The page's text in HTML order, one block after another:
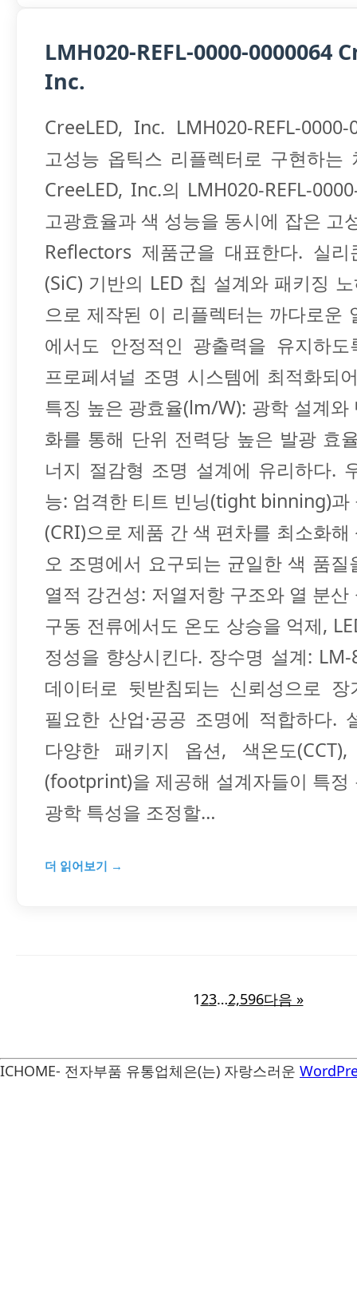
LMH020-REFL-0000-0000064
Inc.
CreeLED, Inc. LMH020-REFL-
고성능 옵틱스 리플렉터로 구현하는
CreeLED, Inc.의 LMH020-REFL-
고광효율과 색 성능을 동시에 잡은 고
Reflectors 제품군을 대표한다. 실리
(SiC) 기반의 LED 칩 설계와 패키징
으로 제작된 이 리플렉터는 까다로운
에서도 안정적인 광출력을 유지하도
프로페셔널 조명 시스템에 최적화되
특징 높은 광효율(lm/W): 광학 설계와
화를 통해 단위 전력당 높은 발광 효
너지 절감형 조명 설계에 유리하다.
능: 엄격한 티트 빈닝(tight binning)과
(CRI)으로 제품 간 색 편차를 최소화해
오 조명에서 요구되는 균일한 색 품질
열적 강건성: 저열저항 구조와 열 분산
구동 전류에서도 온도 상승을 억제,
정성을 향상시킨다. 장수명 설계:
데이터로 뒷받침되는 신뢰성으로 장
필요한 산업·공공 조명에 적합하다.
다양한 패키지 옵션, 색온도
(footprint)을 제공해 설계자들이 특정
광학 특성을 조정할…
더 읽어보기 →
123…2,596다음 »
ICHOME- 전자부품 유통업체은(는) 자랑스러운